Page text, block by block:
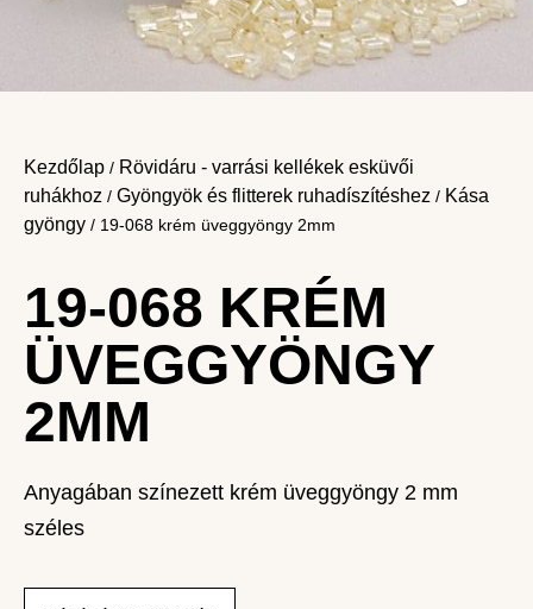
Kezdőlap / Rövidáru - varrási kellékek esküvői
ruhákhoz / Gyöngyök és flitterek ruhadíszítéshez / Kása
gyöngy / 19-068 krém üveggyöngy 2mm
19-068 KRÉM
ÜVEGGYÖNGY
2MM
Anyagában színezett krém üveggyöngy 2 mm
széles